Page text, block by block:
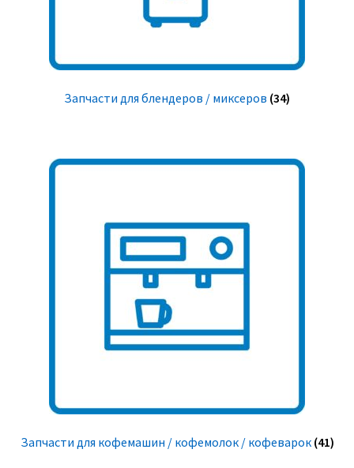
Запчасти для блендеров / миксеров (34)
Запчасти для кофемашин / кофемолок / кофеварок (41)